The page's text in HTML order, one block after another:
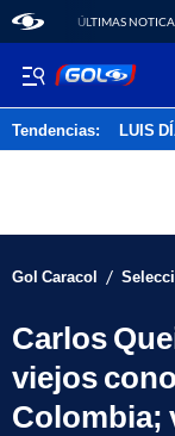
ÚLTIMAS
Tendencias: LUIS
Gol Caracol /
Carlos
viejos
Colombia;